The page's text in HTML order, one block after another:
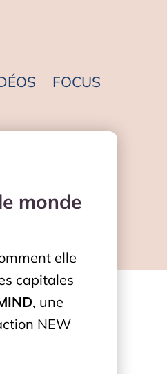
FOCUS
monde
elle
capitales
, une
NEW